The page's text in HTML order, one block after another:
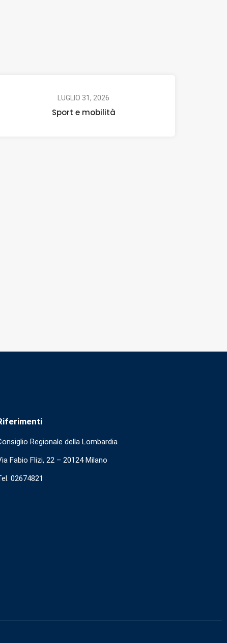
LUGLIO 31, 2026
Sport e mobilità
Regionale della Lombardia
Fabio Flizi, 22 – 20124 Milano
02674821